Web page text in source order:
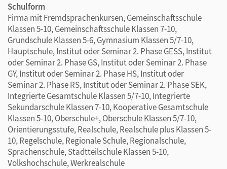
Schulform
Firma mit Fremdsprachenkursen, Gemeinschaftsschule
Klassen 5-10, Gemeinschaftsschule Klassen 7-10,
Grundschule Klassen 5-6, Gymnasium Klassen 5/7-10,
Hauptschule, Institut oder Seminar 2. Phase GESS, Institut
oder Seminar 2. Phase GS, Institut oder Seminar 2. Phase
GY, Institut oder Seminar 2. Phase HS, Institut oder
Seminar 2. Phase RS, Institut oder Seminar 2. Phase SEK,
Integrierte Gesamtschule Klassen 5/7-10, Integrierte
Sekundarschule Klassen 7-10, Kooperative Gesamtschule
Klassen 5-10, Oberschule+, Oberschule Klassen 5/7-10,
Orientierungsstufe, Realschule, Realschule plus Klassen 5-
10, Regelschule, Regionale Schule, Regionalschule,
Sprachenschule, Stadtteilschule Klassen 5-10,
Volkshochschule, Werkrealschule